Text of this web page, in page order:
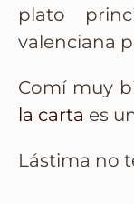
plato
valenciana
Comí muy
la carta es
Lástima no